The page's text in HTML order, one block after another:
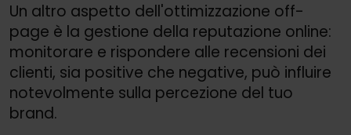
Un altro aspetto dell'ottimizzazione off-
page è la gestione della reputazione online:
monitorare e rispondere alle recensioni dei
clienti, sia positive che negative, può influire
notevolmente sulla percezione del tuo
brand.